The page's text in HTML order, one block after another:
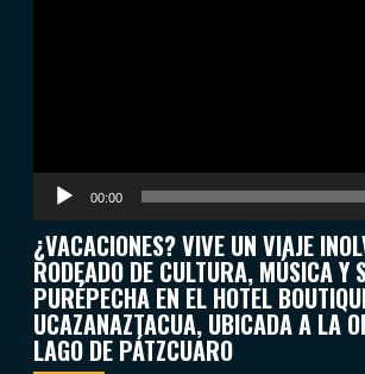
00:00
¿VACACIONES? VIVE UN VIAJE
RODEADO DE CULTURA, MÚSICA Y
PURÉPECHA EN EL HOTEL
UCAZANAZTACUA, UBICADA A LA
LAGO DE PÁTZCUARO